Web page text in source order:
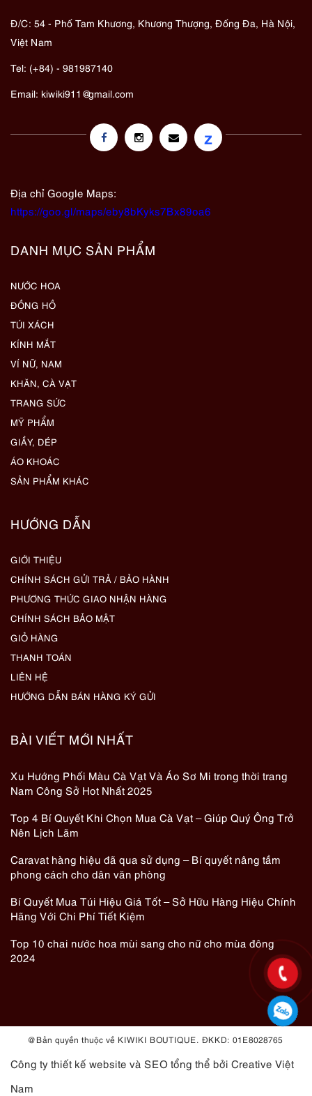
Đ/C: 54 - Phố Tam Khương, Khương Thượng, Đống Đa, Hà Nội,
Việt Nam
Tel: (+84) - 981987140
Email: kiwiki911@gmail.com
z
Địa chỉ Google Maps:
https://goo.gl/maps/eby8bKyks7Bx89oa6
DANH MỤC SẢN PHẨM
NƯỚC HOA
ĐỒNG HỒ
TÚI XÁCH
KÍNH MẮT
VÍ NỮ, NAM
KHĂN, CÀ VẠT
TRANG SỨC
MỸ PHẨM
GIẦY, DÉP
ÁO KHOÁC
SẢN PHẨM KHÁC
HƯỚNG DẪN
GIỚI THIỆU
CHÍNH SÁCH GỬI TRẢ / BẢO HÀNH
PHƯƠNG THỨC GIAO NHẬN HÀNG
CHÍNH SÁCH BẢO MẬT
GIỎ HÀNG
THANH TOÁN
LIÊN HỆ
HƯỚNG DẪN BÁN HÀNG KÝ GỬI
BÀI VIẾT MỚI NHẤT
Xu Hướng Phối Màu Cà Vạt Và Áo Sơ Mi trong thời trang
Nam Công Sở Hot Nhất 2025
Top 4 Bí Quyết Khi Chọn Mua Cà Vạt – Giúp Quý Ông Trở
Nên Lịch Lãm
Caravat hàng hiệu đã qua sử dụng – Bí quyết nâng tầm
phong cách cho dân văn phòng
Bí Quyết Mua Túi Hiệu Giá Tốt – Sở Hữu Hàng Hiệu Chính
Hãng Với Chi Phí Tiết Kiệm
Top 10 chai nước hoa mùi sang cho nữ cho mùa đông
2024
@ Bản quyền thuộc về KIWIKI BOUTIQUE. ĐKKD: 01E8028765
Công ty thiết kế website và SEO tổng thể bởi Creative Việt
Nam